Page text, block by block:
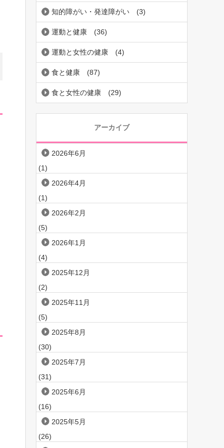
知的障がい・発達障がい (3)
運動と健康 (36)
運動と女性の健康 (4)
食と健康 (87)
食と女性の健康 (29)
アーカイブ
2026年6月
(1)
2026年4月
(1)
2026年2月
(5)
2026年1月
(4)
2025年12月
(2)
2025年11月
(5)
2025年8月
(30)
2025年7月
(31)
2025年6月
(16)
2025年5月
(26)